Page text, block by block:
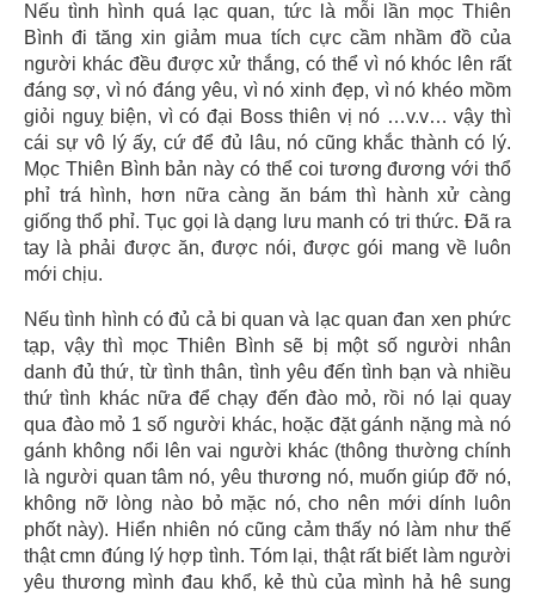
Nếu tình hình quá lạc quan, tức là mỗi lần mọc Thiên
Bình đi tăng xin giảm mua tích cực cầm nhầm đồ của
người khác đều được xử thắng, có thể vì nó khóc lên rất
đáng sợ, vì nó đáng yêu, vì nó xinh đẹp, vì nó khéo mồm
giỏi nguỵ biện, vì có đại Boss thiên vị nó …v.v… vậy thì
cái sự vô lý ấy, cứ để đủ lâu, nó cũng khắc thành có lý.
Mọc Thiên Bình bản này có thể coi tương đương với thổ
phỉ trá hình, hơn nữa càng ăn bám thì hành xử càng
giống thổ phỉ. Tục gọi là dạng lưu manh có tri thức. Đã ra
tay là phải được ăn, được nói, được gói mang về luôn
mới chịu.
Nếu tình hình có đủ cả bi quan và lạc quan đan xen phức
tạp, vậy thì mọc Thiên Bình sẽ bị một số người nhân
danh đủ thứ, từ tình thân, tình yêu đến tình bạn và nhiều
thứ tình khác nữa để chạy đến đào mỏ, rồi nó lại quay
qua đào mỏ 1 số người khác, hoặc đặt gánh nặng mà nó
gánh không nổi lên vai người khác (thông thường chính
là người quan tâm nó, yêu thương nó, muốn giúp đỡ nó,
không nỡ lòng nào bỏ mặc nó, cho nên mới dính luôn
phốt này). Hiển nhiên nó cũng cảm thấy nó làm như thế
thật cmn đúng lý hợp tình. Tóm lại, thật rất biết làm người
yêu thương mình đau khổ, kẻ thù của mình hả hê sung